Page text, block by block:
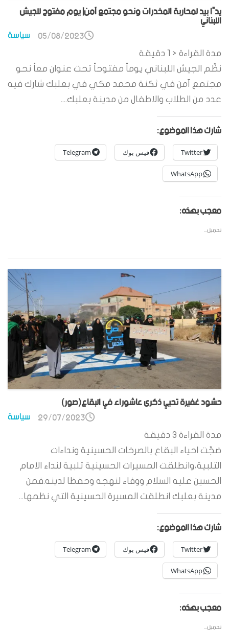
يدًا بيد لمحاربة المخدرات ونحو مجتمع آمن| يوم مفتوح للجيش
اللبناني
سياسة 05/08/2023
مدة القراءة < 1
دقيقة
نظّم الجيش اللبناني يوماً مفتوحاً تحت عنوان معاً نحو
مجتمع آمن في ثكنة محمد مكي في بعلبك شارك فيه
عدد من الطلاب والاطفال من مدينة بعلبك....
شارك هذا الموضوع:
Twitter فيس بوك Telegram
WhatsApp
معجب بهذه:
تحميل...
حشود غفيرة تحيي ذكرى عاشوراء في البقاع(صور)
سياسة 29/07/2023
مدة القراءة 3 دقيقة
ضجّت احياء البقاع بالصرخات الحسينية ونداءات
التلبية،وانطلقت المسيرات الحسينية تلبية لنداء الامام
الحسين عليه السلام ووفاء لنهجه وحفظا لدينه.فمن
مدينة بعلبك انطلقت المسيرة الحسينية التي نظمها...
شارك هذا الموضوع:
Twitter فيس بوك Telegram
WhatsApp
معجب بهذه:
تحميل...